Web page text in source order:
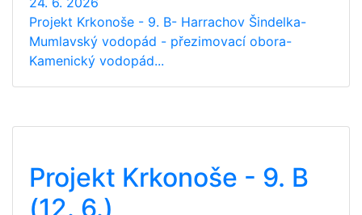
Projekt Krkonoše - 9. B- Harrachov Šindelka-
Mumlavský vodopád - přezimovací obora-
Kamenický vodopád...
Projekt Krkonoše - 9. B
(12. 6.)